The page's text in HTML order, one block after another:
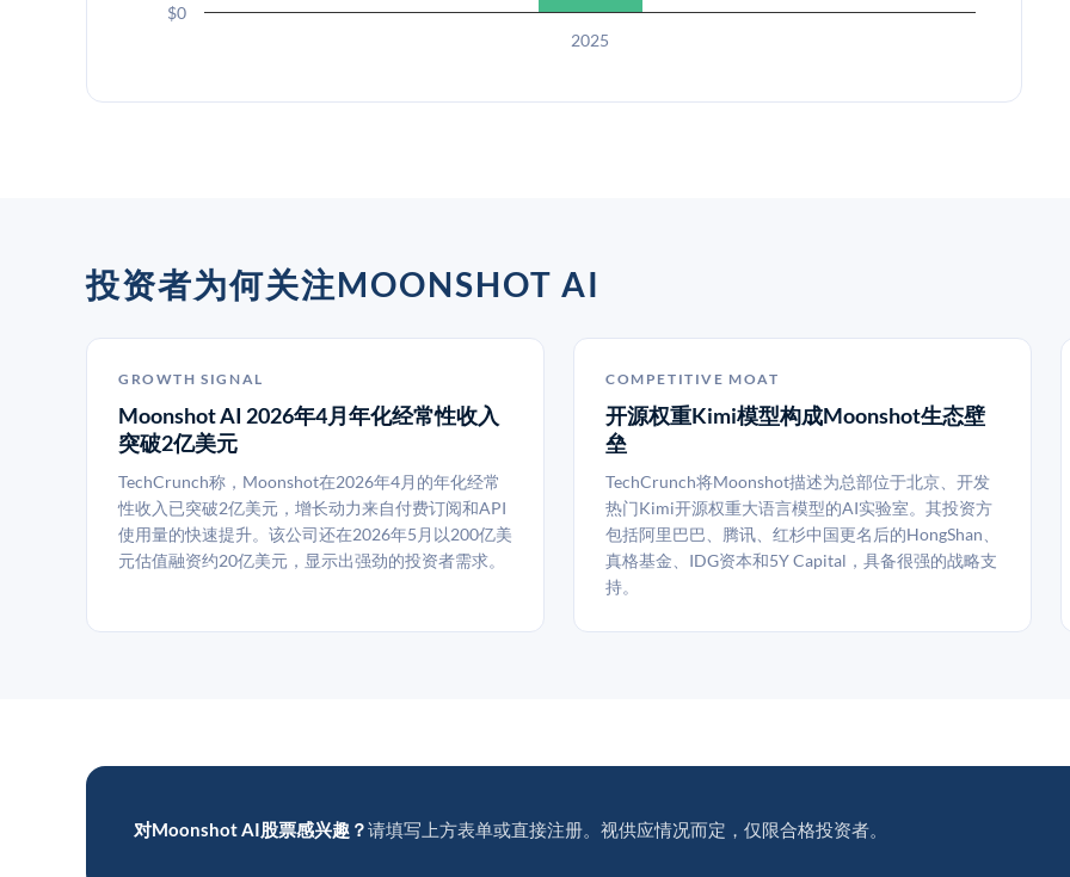
2025
$0
投资者为何关注MOONSHOT AI
GROWTH SIGNAL
Moonshot AI 2026年4月年化经常性收入
突破2亿美元
TechCrunch称，Moonshot在2026年4月的年化经常
性收入已突破2亿美元，增长动力来自付费订阅和API
使用量的快速提升。该公司还在2026年5月以200亿美
元估值融资约20亿美元，显示出强劲的投资者需求。
COMPETITIVE MOAT
开源权重Kimi模型构成Moonshot生态壁
垒
TechCrunch将Moonshot描述为总部位于北京、开发
热门Kimi开源权重大语言模型的AI实验室。其投资方
包括阿里巴巴、腾讯、红杉中国更名后的HongShan、
真格基金、IDG资本和5Y Capital，具备很强的战略支
持。
对Moonshot AI股票感兴趣？请填写上方表单或直接注册。视供应情况而定，仅限合格投资者。